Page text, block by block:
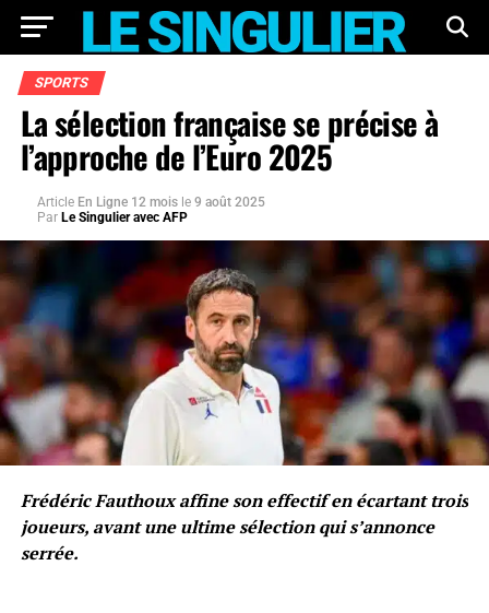
SPORTS
La sélection française se précise à
l’approche de l’Euro 2025
Article En Ligne 12 mois le 9 août 2025
Par Le Singulier avec AFP
Frédéric Fauthoux affine son effectif en écartant trois
joueurs, avant une ultime sélection qui s’annonce
serrée.